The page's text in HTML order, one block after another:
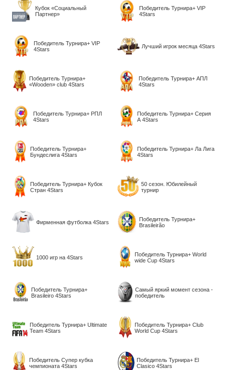
Кубок «Социальный
Партнер»
Победитель Турнира+ VIP
4Stars
Победитель Турнира+ VIP
4Stars
Лучший игрок месяца 4Stars
Победитель Турнира+
«Wooden» club 4Stars
Победитель Турнира+ АПЛ
4Stars
Победитель Турнира+ РПЛ
4Stars
Победитель Турнира+ Серия
А 4Stars
Победитель Турнира+
Бундеслига 4Stars
Победитель Турнира+ Ла Лига
4Stars
Победитель Турнира+ Кубок
Стран 4Stars
50 сезон. Юбилейный
турнир
Фирменная футболка 4Stars
Победитель Турнира+
Brasileirão
1000 игр на 4Stars
Победитель Турнира+ World
wide Cup 4Stars
Победитель Турнира+
Brasileiro 4Stars
Самый яркий момент сезона -
победитель
Победитель Турнира+ Ultimate
Team 4Stars
Победитель Турнира+ Club
World Cup 4Stars
Победитель Супер кубка
чемпионата 4Stars
Победитель Турнира+ El
Clаsico 4Stars